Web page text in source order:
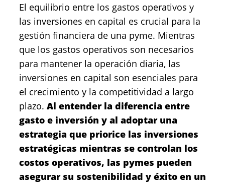
El equilibrio entre los gastos operativos y
las inversiones en capital es crucial para la
gestión financiera de una pyme. Mientras
que los gastos operativos son necesarios
para mantener la operación diaria, las
inversiones en capital son esenciales para
el crecimiento y la competitividad a largo
plazo. Al entender la diferencia entre
gasto e inversión y al adoptar una
estrategia que priorice las inversiones
estratégicas mientras se controlan los
costos operativos, las pymes pueden
asegurar su sostenibilidad y éxito en un